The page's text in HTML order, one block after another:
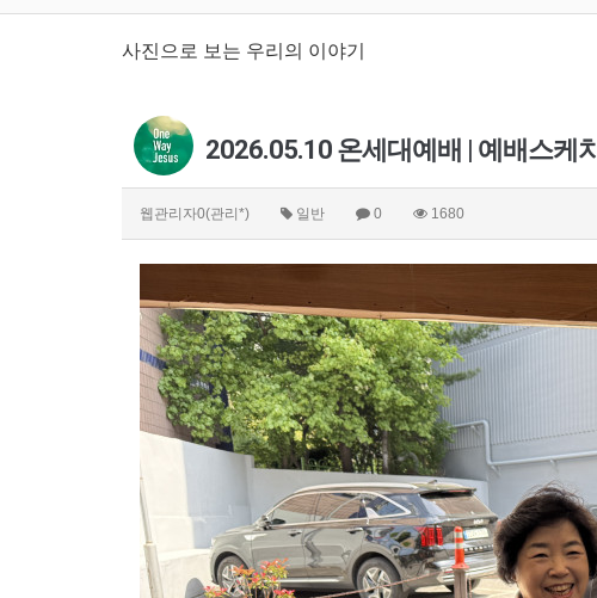
사진으로 보는 우리의 이야기
2026.05.10 온세대예배 | 예배스케치
웹관리자0(관리*) 일반 0 1680